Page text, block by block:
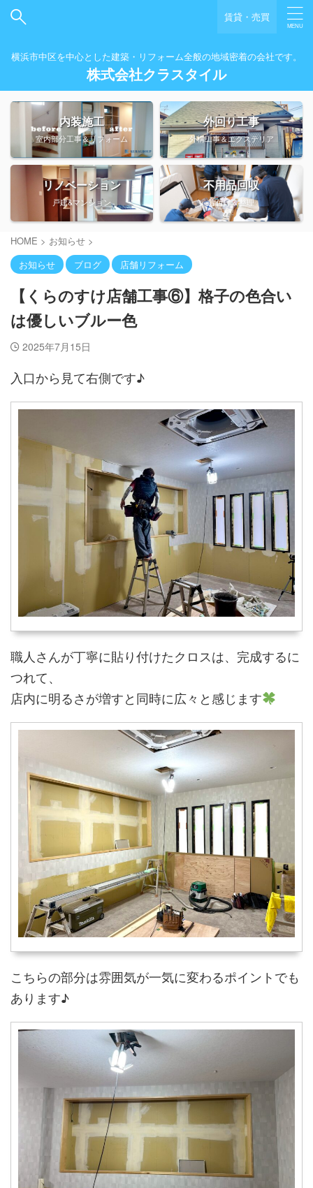
賃貸・売買
横浜市中区を中心とした建築・リフォーム全般の地域密着の会社です。
株式会社クラスタイル
内装施工
室内部分工事＆リフォーム
外回り工事
外構工事＆エクステリア
リノベーション
戸建&マンション
不用品回収
片付け＆整理
HOME > お知らせ >
お知らせ
ブログ 店舗リフォーム
【くらのすけ店舗工事⑥】格子の色合い
は優しいブルー色
2025年7月15日
入口から見て右側です♪
職人さんが丁寧に貼り付けたクロスは、完成するに
つれて、
店内に明るさが増すと同時に広々と感じます
こちらの部分は雰囲気が一気に変わるポイントでも
あります♪